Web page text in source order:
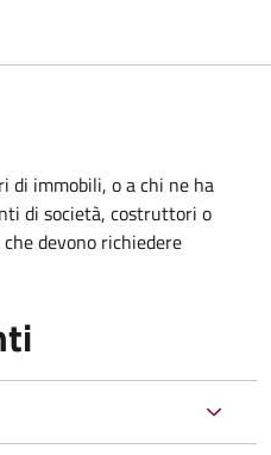
di immobili, o a chi ne ha
di società, costruttori o
devono richiedere